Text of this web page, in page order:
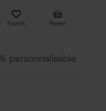
Favoris Panier
personnalisable